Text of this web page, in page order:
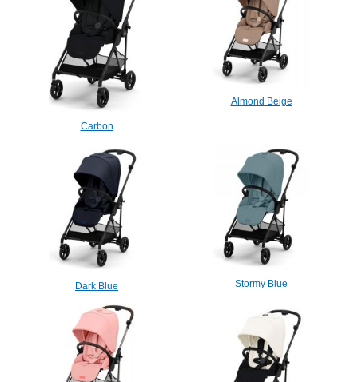
Carbon
Almond Beige
Dark Blue Stormy Blue